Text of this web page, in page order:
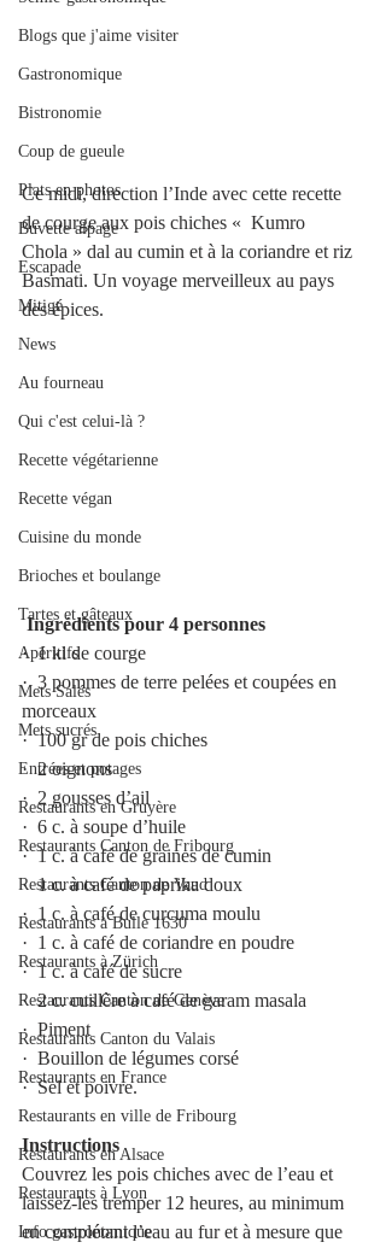
Blogs que j'aime visiter
Gastronomique
Bistronomie
Coup de gueule
Plats en photos
Buvette alpage
Escapade
Mitigé
News
Au fourneau
Qui c'est celui-là ?
Recette végétarienne
Recette végan
Cuisine du monde
Brioches et boulange
Tartes et gâteaux
Apéritifs
Mets Salés
Mets sucrés
Entrées et potages
Restaurants en Gruyère
Restaurants Canton de Fribourg
Restaurants Canton de Vaud
Restaurants à Bulle 1630
Restaurants à Zürich
Restaurants Canton de Genève
Restaurants Canton du Valais
Restaurants en France
Restaurants en ville de Fribourg
Restaurants en Alsace
Restaurants à Lyon
Info gastronomique
Ce midi, direction l’Inde avec cette recette
de courge aux pois chiches «  Kumro
Chola » dal au cumin et à la coriandre et riz
Basmati. Un voyage merveilleux au pays
des épices.
Ingrédients pour 4 personnes
·  1 kl de courge
·  3 pommes de terre pelées et coupées en
morceaux
·  100 gr de pois chiches
·  2 oignons
·  2 gousses d’ail
·  6 c. à soupe d’huile
·  1 c. à café de graines de cumin
·  1 c. à café de paprika doux
·  1 c. à café de curcuma moulu
·  1 c. à café de coriandre en poudre
·  1 c. à café de sucre
·  2 c. cuillère à café de garam masala
·  Piment
·  Bouillon de légumes corsé
·  Sel et poivre.
Instructions
Couvrez les pois chiches avec de l’eau et
laissez-les tremper 12 heures, au minimum
en complétant l’eau au fur et à mesure que